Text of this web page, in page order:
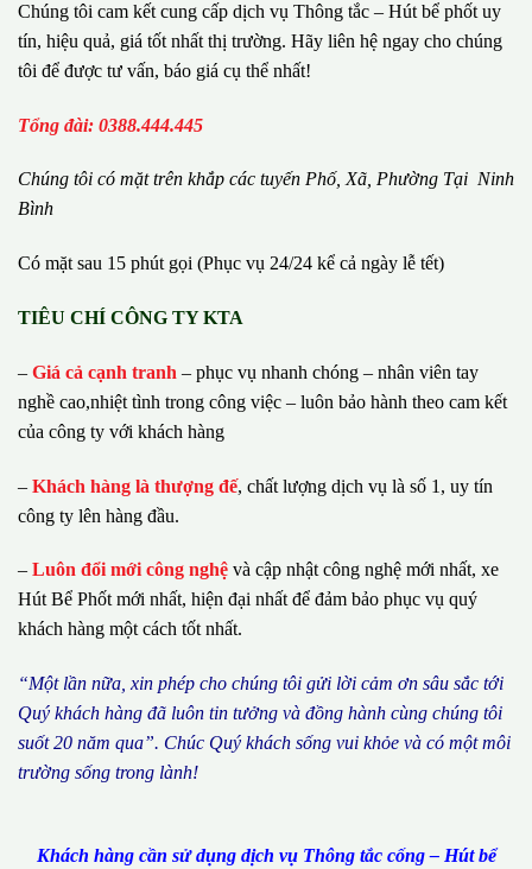
Chúng tôi cam kết cung cấp dịch vụ Thông tắc – Hút bể phốt uy
tín, hiệu quả, giá tốt nhất thị trường. Hãy liên hệ ngay cho chúng
tôi để được tư vấn, báo giá cụ thể nhất!
Tổng đài: 0388.444.445
Chúng tôi có mặt trên khắp các tuyến Phố, Xã, Phường Tại Ninh
Bình
Có mặt sau 15 phút gọi (Phục vụ 24/24 kể cả ngày lễ tết)
TIÊU CHÍ CÔNG TY KTA
– Giá cả cạnh tranh – phục vụ nhanh chóng – nhân viên tay
nghề cao,nhiệt tình trong công việc – luôn bảo hành theo cam kết
của công ty với khách hàng
– Khách hàng là thượng đế, chất lượng dịch vụ là số 1, uy tín
công ty lên hàng đầu.
– Luôn đổi mới công nghệ và cập nhật công nghệ mới nhất, xe
Hút Bể Phốt mới nhất, hiện đại nhất để đảm bảo phục vụ quý
khách hàng một cách tốt nhất.
“Một lần nữa, xin phép cho chúng tôi gửi lời cảm ơn sâu sắc tới
Quý khách hàng đã luôn tin tưởng và đồng hành cùng chúng tôi
suốt 20 năm qua”. Chúc Quý khách sống vui khỏe và có một môi
trường sống trong lành!
Khách hàng cần sử dụng dịch vụ Thông tắc cống – Hút bể